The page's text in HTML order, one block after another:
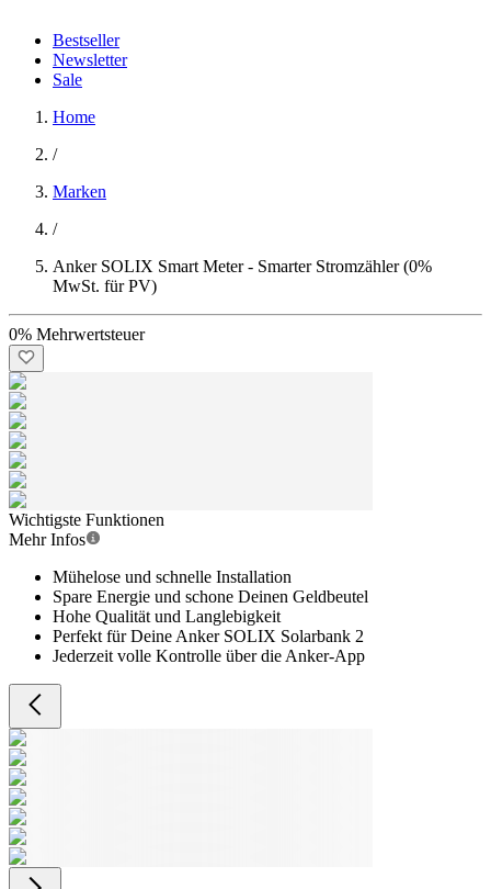
Bestseller
Newsletter
Sale
Home
/
Marken
/
Anker SOLIX Smart Meter - Smarter Stromzähler (0%
MwSt. für PV)
0% Mehrwertsteuer
Wichtigste Funktionen
Mehr Infos
Mühelose und schnelle Installation
Spare Energie und schone Deinen Geldbeutel
Hohe Qualität und Langlebigkeit
Perfekt für Deine Anker SOLIX Solarbank 2
Jederzeit volle Kontrolle über die Anker-App